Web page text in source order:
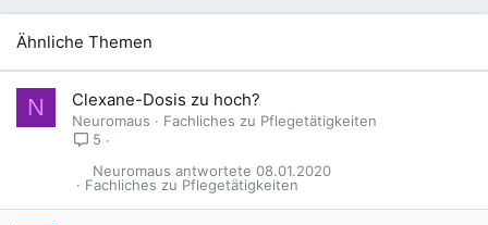
Ähnliche Themen
N Clexane-Dosis zu hoch?
Neuromaus
Fachliches zu Pflegetätigkeiten
5
Fachliches zu Pflegetätigkeiten
08.01.2020
Neuromaus